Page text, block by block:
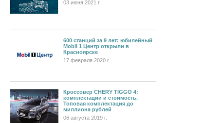
03 июня 2021 г.
600 станций за 9 лет: юбилейный
Mobil 1 Центр открыли в
Красноярске
17 февраля 2020 г.
Кроссовер CHERY TIGGO 4:
комплектации и стоимость.
Топовая комплектация до
миллиона рублей
06 августа 2019 г.